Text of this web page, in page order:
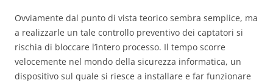
Ovviamente dal punto di vista teorico sembra semplice, ma
a realizzarle un tale controllo preventivo dei captatori si
rischia di bloccare l’intero processo. Il tempo scorre
velocemente nel mondo della sicurezza informatica, un
dispositivo sul quale si riesce a installare e far funzionare